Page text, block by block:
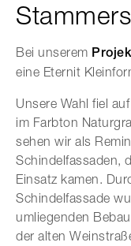
Bei unserem
eine Eternit
Unsere Wahl fiel
im Farbton
sehen wir als
Schindelfassaden,
Einsatz kamen.
Schindelfassade
umliegenden
der alten